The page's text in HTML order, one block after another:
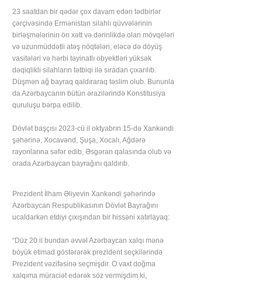
23 saatdan bir qədər çox davam edən tədbirlər
çərçivəsində Ermənistan silahlı qüvvələrinin
birləşmələrinin ön xətt və dərinlikdə olan mövqeləri
və uzunmüddətli atəş nöqtələri, eləcə də döyüş
vasitələri və hərbi təyinatlı obyektləri yüksək
dəqiqlikli silahların tətbiqi ilə sıradan çıxarılıb.
Düşmən ağ bayraq qaldıraraq təslim olub. Bununla
da Azərbaycanın bütün ərazilərində Konstitusiya
quruluşu bərpa edilib.
Dövlət başçısı 2023-cü il oktyabrın 15-də Xankəndi
şəhərinə, Xocavənd, Şuşa, Xocalı, Ağdərə
rayonlarına səfər edib, Əsgəran qalasında olub və
orada Azərbaycan bayrağını qaldırıb.
Prezident İlham Əliyevin Xankəndi şəhərində
Azərbaycan Respublikasının Dövlət Bayrağını
ucaldarkən etdiyi çıxışından bir hissəni xatırlayaq:
“Düz 20 il bundan əvvəl Azərbaycan xalqı mənə
böyük etimad göstərərək prezident seçkilərində
Prezident vəzifəsinə seçmişdir. O vaxt doğma
xalqıma müraciət edərək söz vermişdim ki,